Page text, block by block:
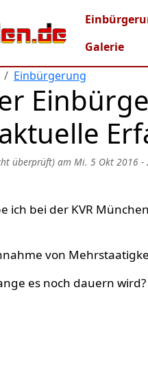
Main
Galerie
Einbürgerung
überprüft) am Mi. 5 Okt 2016 -
ich bei der KVR
von
es noch dauern